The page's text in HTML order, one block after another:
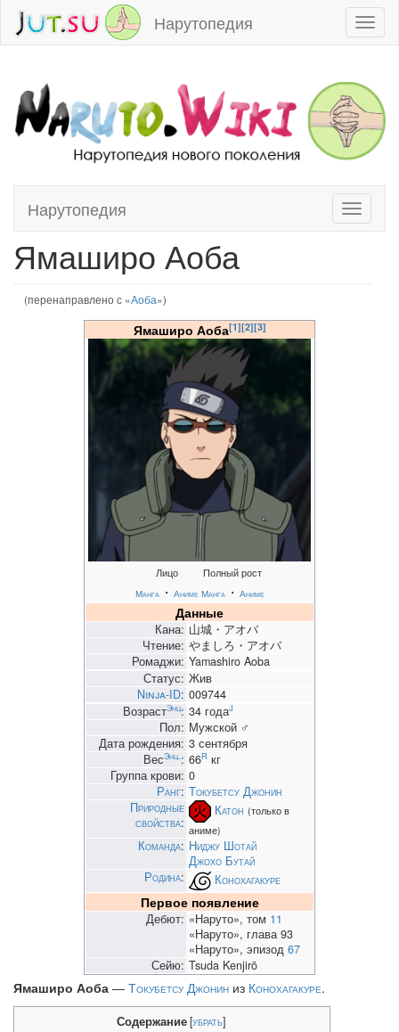
Нарутопедия
Toggle
Нарутопедия
Перейти к:навигация,поиск
Ямаширо Аоба
(перенаправлено с «Аоба»)
Ямаширо Аоба[1][2][3]
Лицо
Манга ・ Аниме
Полный рост
Манга ・ Аниме
Данные
Кана: 山城・アオバ
Чтение: やましろ・アオバ
Ромаджи: Yamashiro Aoba
Статус: Жив
Ninja-ID: 009744
ВозрастЭнц: 34 годаJ
Пол: Мужской ♂
Дата рождения: 3 сентября
ВесЭнц.: 66R кг
Группа крови: 0
Ранг: Токубетсу Джонин
Природные
свойства:
Катон (только в
аниме)
Команда: Ниджу Шотай
Джохо Бутай
Родина: Конохагакуре
Первое появление
Дебют: «Наруто», том 11
«Наруто», глава 93
«Наруто», эпизод 67
Сейю: Tsuda Kenjirō
Ямаширо Аоба — Токубетсу Джонин из Конохагакуре.
Содержание[убрать]